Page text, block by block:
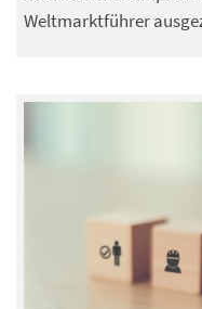
Weltmarktführer